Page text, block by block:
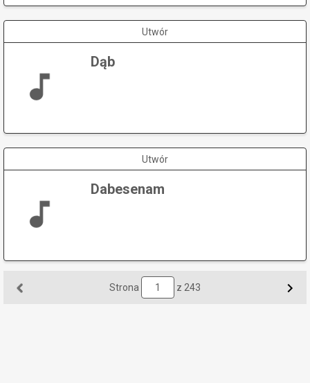
Utwór
Dąb
Utwór
Dabesenam
Strona z 243